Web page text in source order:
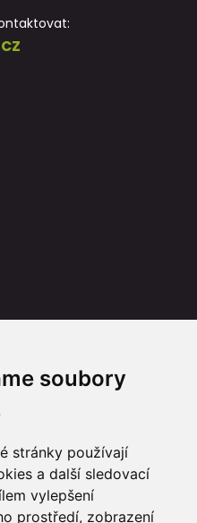
soubory
stránky používají
a další sledovací
vylepšení
prostředí, zobrazení